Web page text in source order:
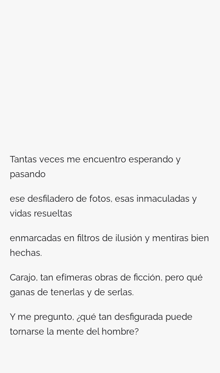
Tantas veces me encuentro esperando y
pasando
ese desfiladero de fotos, esas inmaculadas y
vidas resueltas
enmarcadas en filtros de ilusión y mentiras bien
hechas.
Carajo, tan efímeras obras de ficción, pero qué
ganas de tenerlas y de serlas.
Y me pregunto, ¿qué tan desfigurada puede
tornarse la mente del hombre?